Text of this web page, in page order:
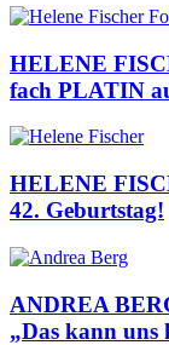
HELENE
fach PLATIN
HELENE
42. Geburtstag!
ANDREA
„Das kann uns